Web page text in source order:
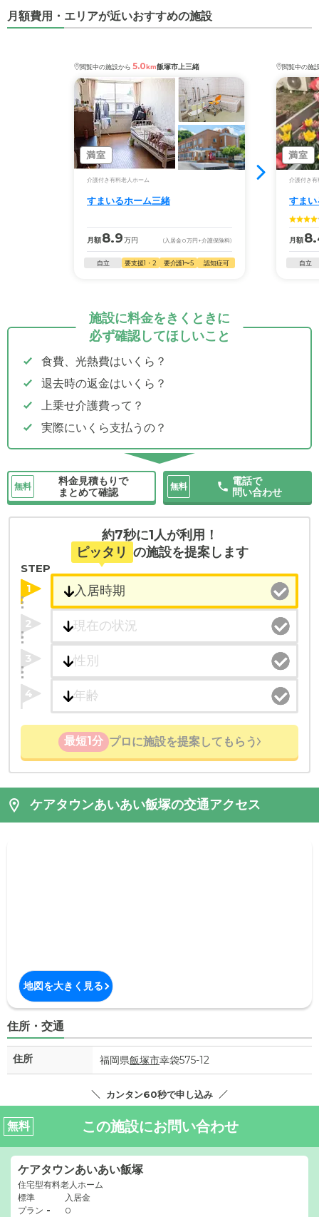
月額費用・エリアが近いおすすめの施設
閲覧中の施設から 5.0km飯塚市上三緒
満室
介護付き有料老人ホーム
すまいるホーム三緒
月額8.9万円 (入居金0万円 +介護保険料)
自立 要支援1・2 要介護1〜5 認知症可
閲覧中の施
満室
介護付き有
すま
月額
自立
施設に料金をきくときに
必ず確認してほしいこと
食費、光熱費はいくら？
退去時の返金はいくら？
上乗せ介護費って？
実際にいくら支払うの？
無料
料金見積もりで
まとめて確認
無料
電話で
問い合わせ
約7秒に1人が利用！
ピッタリ の施設を提案します
STEP
1
2
3
4
最短1分 プロに施設を提案してもらう
ケアタウンあいあい飯塚の交通アクセス
地図を大きく見る
住所・交通
住所 福岡県飯塚市幸袋575-12
カンタン60秒で申し込み
無料 この施設にお問い合わせ
ケアタウンあいあい飯塚
住宅型有料老人ホーム
標準
プラン -
入居金
0